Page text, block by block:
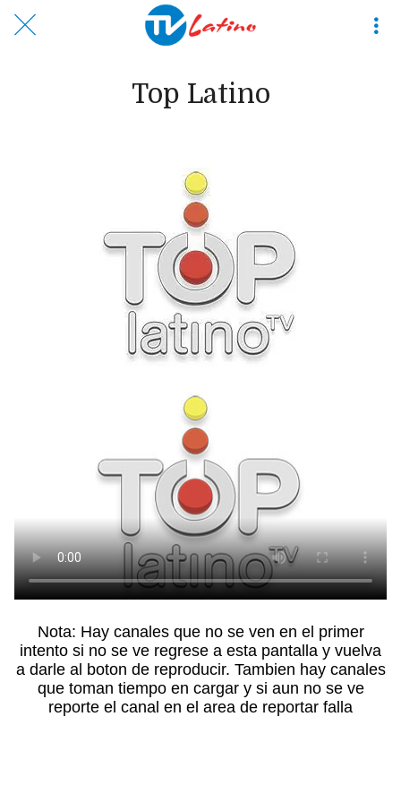
Top Latino
Nota: Hay canales que no se ven en el primer
intento si no se ve regrese a esta pantalla y vuelva
a darle al boton de reproducir. Tambien hay canales
que toman tiempo en cargar y si aun no se ve
reporte el canal en el area de reportar falla